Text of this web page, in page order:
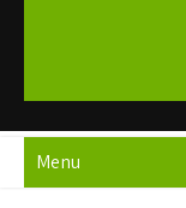
Menu